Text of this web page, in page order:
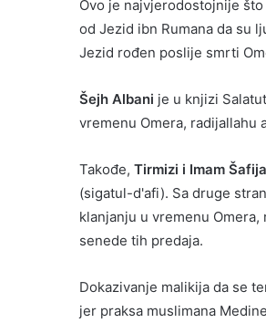
Ovo je najvjerodostojnije
od Jezid ibn Rumana da su
Jezid rođen poslije smrti
Šejh Albani je u knjizi
vremenu Omera, radijallahu
Takođe, Tirmizi i Imam Šafija
(sigatul-d'afi). Sa druge
klanjanju u vremenu
senede tih predaja.
Dokazivanje malikija da se
jer praksa muslimana